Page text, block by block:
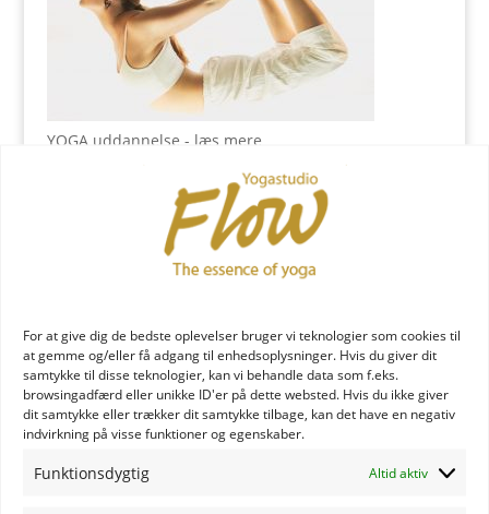
For at give dig de bedste oplevelser bruger vi teknologier som cookies til
at gemme og/eller få adgang til enhedsoplysninger. Hvis du giver dit
samtykke til disse teknologier, kan vi behandle data som f.eks.
browsingadfærd eller unikke ID'er på dette websted. Hvis du ikke giver
dit samtykke eller trækker dit samtykke tilbage, kan det have en negativ
indvirkning på visse funktioner og egenskaber.
Funktionsdygtig Altid aktiv
YOGA uddannelse - læs mere
YOGA Retreats